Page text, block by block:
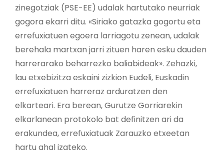
zinegotziak (PSE-EE) udalak hartutako neurriak
gogora ekarri ditu. «Siriako gatazka gogortu eta
errefuxiatuen egoera larriagotu zenean, udalak
berehala martxan jarri zituen haren esku dauden
harrerarako beharrezko baliabideak». Zehazki,
lau etxebizitza eskaini zizkion Eudeli, Euskadin
errefuxiatuen harreraz arduratzen den
elkarteari. Era berean, Gurutze Gorriarekin
elkarlanean protokolo bat definitzen ari da
erakundea, errefuxiatuak Zarauzko etxeetan
hartu ahal izateko.